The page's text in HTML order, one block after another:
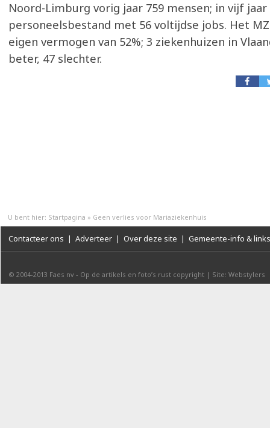
Noord-Limburg vorig jaar 759 mensen; in vijf
personeelsbestand met 56 voltijdse jobs. Het
eigen vermogen van 52%; 3 ziekenhuizen in
beter, 47 slechter.
U bent hier: Startpagina » Geen verlies voor Mariaziekenhuis
Contacteer ons | Adverteer | Over deze site | Gemeente-info & links
© 2004-2013 Faes nv - Op de artikels en foto’s rust copyright | Site: Webstylers